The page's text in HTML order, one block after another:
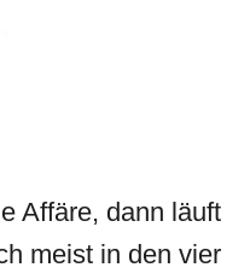
Affäre, dann läuft
meist in den vier